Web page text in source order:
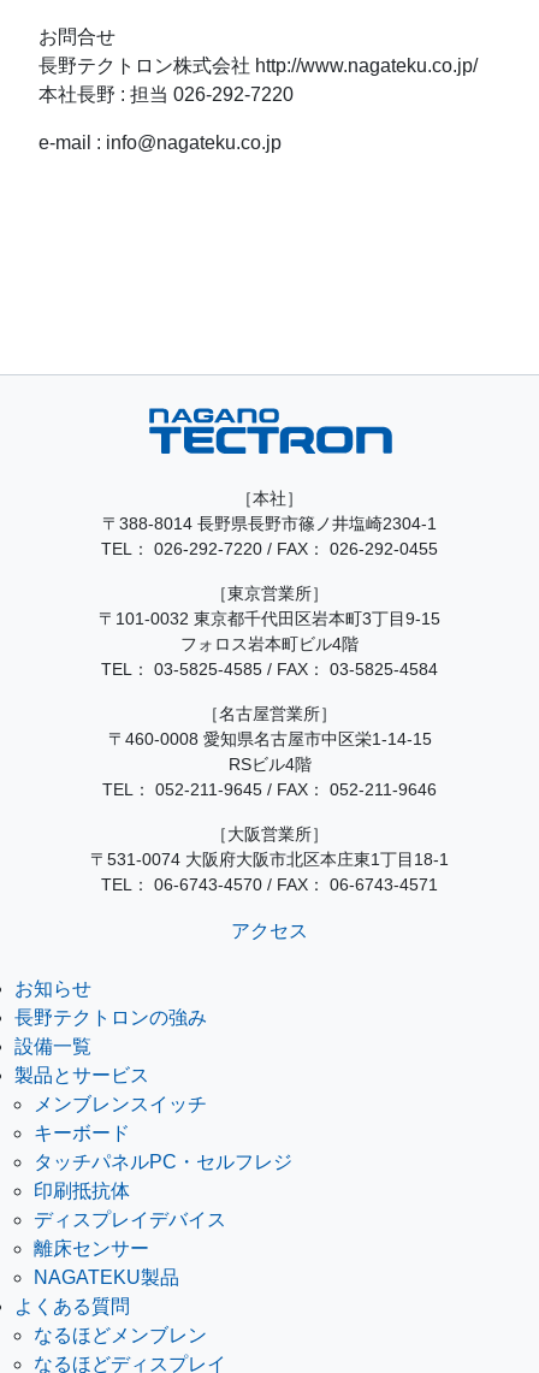
お問合せ
長野テクトロン株式会社 http://www.nagateku.co.jp/
本社長野 : 担当 026-292-7220
e-mail : info@nagateku.co.jp
［本社］
〒388-8014 長野県長野市篠ノ井塩崎2304-1
TEL： 026-292-7220 / FAX： 026-292-0455
［東京営業所］
〒101-0032 東京都千代田区岩本町3丁目9-15
フォロス岩本町ビル4階
TEL： 03-5825-4585 / FAX： 03-5825-4584
［名古屋営業所］
〒460-0008 愛知県名古屋市中区栄1-14-15
RSビル4階
TEL： 052-211-9645 / FAX： 052-211-9646
［大阪営業所］
〒531-0074 大阪府大阪市北区本庄東1丁目18-1
TEL： 06-6743-4570 / FAX： 06-6743-4571
アクセス
お知らせ
長野テクトロンの強み
設備一覧
製品とサービス
メンブレンスイッチ
キーボード
タッチパネルPC・セルフレジ
印刷抵抗体
ディスプレイデバイス
離床センサー
NAGATEKU製品
よくある質問
なるほどメンブレン
なるほどディスプレイ